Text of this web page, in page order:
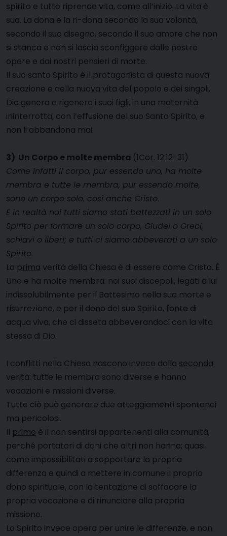
spirito e tutto riprende vita, come all’inizio. La vita è
sua. La dona e la ri-dona secondo la sua volontà,
secondo il suo disegno, secondo il suo amore che non
si stanca e non si lascia sconfiggere dalle nostre
opere e dai nostri pensieri di morte.
Il suo santo Spirito è il protagonista di questa nuova
creazione e della nuova vita del popolo e dei singoli.
Dio genera e rigenera i suoi figli, in una maternità
ininterrotta, con l’effusione del suo Santo Spirito, e
non li abbandona mai.
3) Un Corpo e molte membra (1Cor. 12,12-31)
Come infatti il corpo, pur essendo uno, ha molte
membra e tutte le membra, pur essendo molte,
sono un corpo solo, così anche Cristo.
E in realtà noi tutti siamo stati battezzati in un solo
Spirito per formare un solo corpo, Giudei o Greci,
schiavi o liberi; e tutti ci siamo abbeverati a un solo
Spirito.
La prima verità della Chiesa è di essere come Cristo. È
Uno e ha molte membra: noi suoi discepoli, legati a lui
indissolubilmente per il Battesimo nella sua morte e
risurrezione, e per il dono del suo Spirito, fonte di
acqua viva, che ci disseta abbeverandoci con la vita
stessa di Dio.
I conflitti nella Chiesa nascono invece dalla seconda
verità: tutte le membra sono diverse e hanno
vocazioni e missioni diverse.
Tutto ciò può generare due atteggiamenti spontanei
ma pericolosi.
Il primo è il non sentirsi appartenenti alla comunità,
perché portatori di doni che altri non hanno; quasi
come impossibilitati a sopportare la propria
differenza e quindi a mettere in comune il proprio
dono spirituale, con la tentazione di soffocare la
propria vocazione e di rinunciare alla propria
missione.
Lo Spirito invece opera per unire le differenze, e non